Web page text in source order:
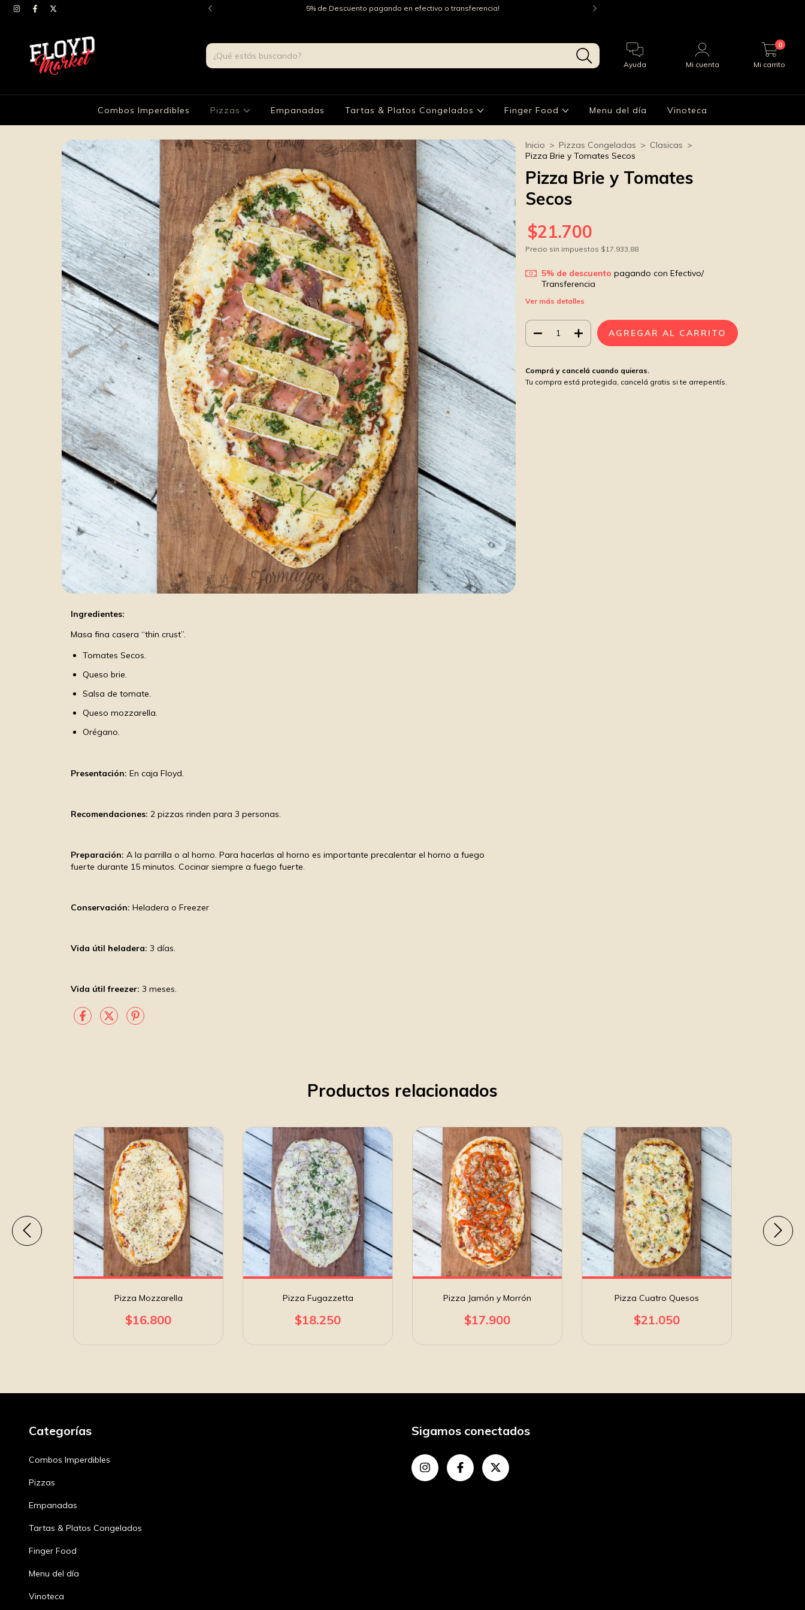
el precio del envio segun tu zona. 5% de Descuento pagando en efectivo o transferencia!
Ayuda Mi cuenta Mi carrito
0
Combos Imperdibles Pizzas Empanadas Tartas & Platos Congelados Finger Food Menu del día Vinoteca
Ingredientes:
Masa fina casera “thin crust”.
Tomates Secos.
Queso brie.
Salsa de tomate.
Queso mozzarella.
Orégano.
Presentación: En caja Floyd.
Recomendaciones: 2 pizzas rinden para 3 personas.
Preparación: A la parrilla o al horno. Para hacerlas al horno es importante precalentar el horno a fuego
fuerte durante 15 minutos. Cocinar siempre a fuego fuerte.
Conservación: Heladera o Freezer
Vida útil heladera: 3 días.
Vida útil freezer: 3 meses.
Inicio > Pizzas Congeladas > Clasicas >
Pizza Brie y Tomates Secos
Pizza Brie y Tomates
Secos
$21.700
Precio sin impuestos $17.933,88
5% de descuento pagando con Efectivo/
Transferencia
Ver más detalles
Comprá y cancelá cuando quieras.
Tu compra está protegida, cancelá gratis si te arrepentís.
Productos relacionados
Pizza Mozzarella
$16.800
Pizza Fugazzetta
$18.250
Pizza Jamón y Morrón
$17.900
Pizza Cuatro Quesos
$21.050
Categorías
Combos Imperdibles
Pizzas
Empanadas
Tartas & Platos Congelados
Finger Food
Menu del día
Vinoteca
Sigamos conectados